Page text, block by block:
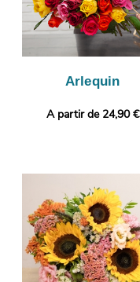
Arlequin
A partir de 24,90 €